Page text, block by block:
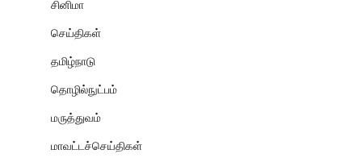
சினிமா
செய்திகள்
தமிழ்நாடு
தொழில்நுட்பம்
மருத்துவம்
மாவட்டச்செய்திகள்